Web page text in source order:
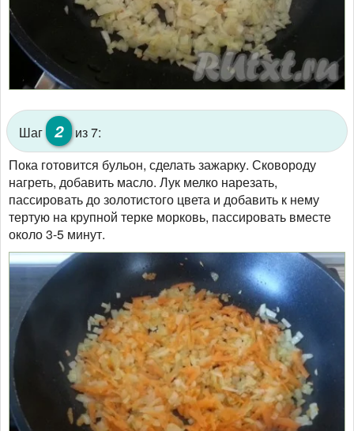
Шаг 2
из 7:
Пока готовится бульон, сделать зажарку. Сковороду
нагреть, добавить масло. Лук мелко нарезать,
пассировать до золотистого цвета и добавить к нему
тертую на крупной терке морковь, пассировать вместе
около 3-5 минут.